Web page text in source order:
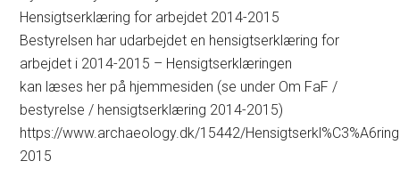
Hensigtserklæring for arbejdet 2014-2015
Bestyrelsen har udarbejdet en hensigtserklæring for
arbejdet i 2014-2015 – Hensigtserklæringen
kan læses her på hjemmesiden (se under Om FaF /
bestyrelse / hensigtserklæring 2014-2015)
https://www.archaeology.dk/15442/
2015